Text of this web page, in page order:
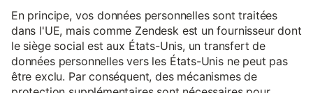
En principe, vos données personnelles sont traitées
dans l'UE, mais comme Zendesk est un fournisseur dont
le siège social est aux États-Unis, un transfert de
données personnelles vers les États-Unis ne peut pas
être exclu. Par conséquent, des mécanismes de